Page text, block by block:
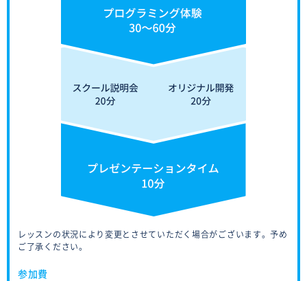
レッスンの状況により変更とさせていただく場合がございます。予め
ご了承ください。
参加費